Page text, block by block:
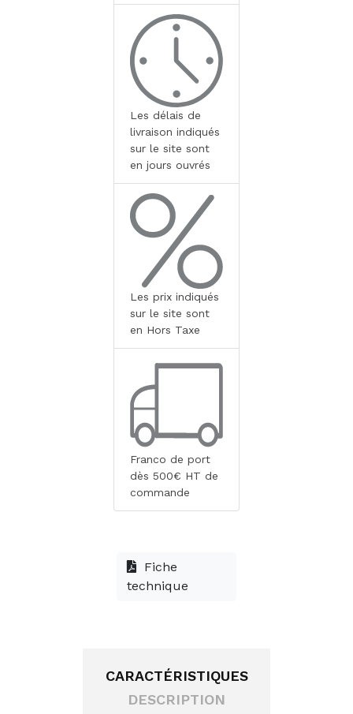
Les délais de
livraison indiqués
sur le site sont
en jours ouvrés
Les prix indiqués
sur le site sont
en Hors Taxe
Franco de port
dès 500€ HT de
commande
Fiche
technique
CARACTÉRISTIQUES
DESCRIPTION